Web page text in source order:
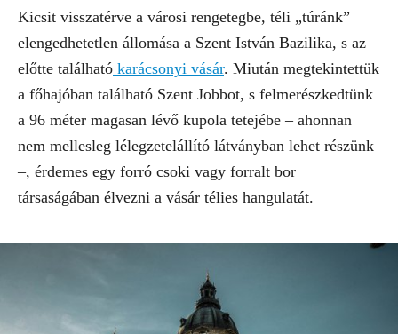
Kicsit visszatérve a városi rengetegbe, téli „túránk”
elengedhetetlen állomása a Szent István Bazilika, s az
előtte található karácsonyi vásár. Miután megtekintettük
a főhajóban található Szent Jobbot, s felmerészkedtünk
a 96 méter magasan lévő kupola tetejébe – ahonnan
nem mellesleg lélegzetelállító látványban lehet részünk
–, érdemes egy forró csoki vagy forralt bor
társaságában élvezni a vásár télies hangulatát.